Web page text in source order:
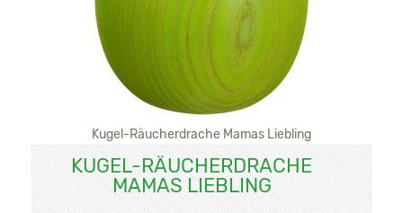
Kugel-Räucherdrache Mamas Liebling
KUGEL-RÄUCHERDRACHE
MAMAS LIEBLING